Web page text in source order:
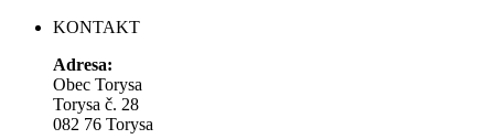
KONTAKT
Adresa:
Obec Torysa
Torysa č. 28
082 76 Torysa